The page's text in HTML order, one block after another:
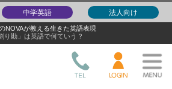
NOVAが教える生きた英語表現
り勘」は英語で何ていう？
中学英語 法人向け